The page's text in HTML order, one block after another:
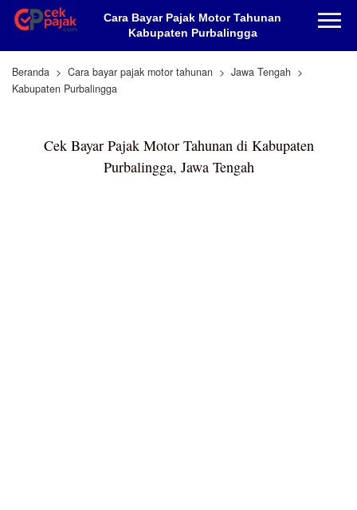
Cara Bayar Pajak Motor Tahunan
Kabupaten Purbalingga
Beranda Cara bayar pajak motor tahunan
Jawa Tengah
Kabupaten Purbalingga
Cek Bayar Pajak Motor Tahunan di Kabupaten
Purbalingga, Jawa Tengah